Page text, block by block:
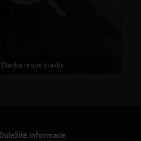
Stavba hrubé stavby
Důležité informace